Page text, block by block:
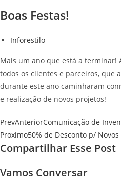
Boas Festas!
Inforestilo
Mais um ano que está a terminar!
todos os clientes e parceiros, que
durante este ano caminharam
e realização de novos projetos!
PrevAnteriorComunicação de
Proximo50% de Desconto p/
Compartilhar Esse Post
Vamos Conversar